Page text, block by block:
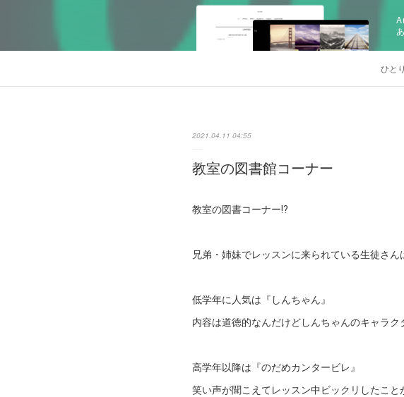
ひと
2021.04.11 04:55
教室の図書館コーナー
教室の図書コーナー⁉️
兄弟・姉妹でレッスンに来られている生徒さ
低学年に人気は『しんちゃん』
内容は道徳的なんだけどしんちゃんのキャラ
高学年以降は『のだめカンタービレ』
笑い声が聞こえてレッスン中ビックリしたこと